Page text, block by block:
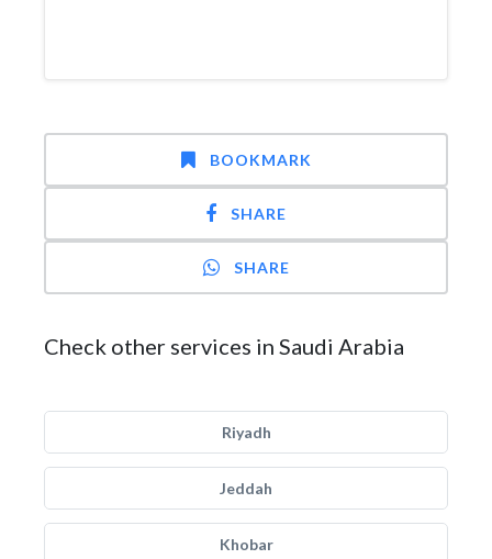
BOOKMARK
SHARE
SHARE
Check other services in Saudi Arabia
Riyadh
Jeddah
Khobar